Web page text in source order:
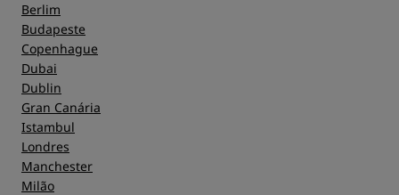
Berlim
Budapeste
Copenhague
Dubai
Dublin
Gran Canária
Istambul
Londres
Manchester
Milão